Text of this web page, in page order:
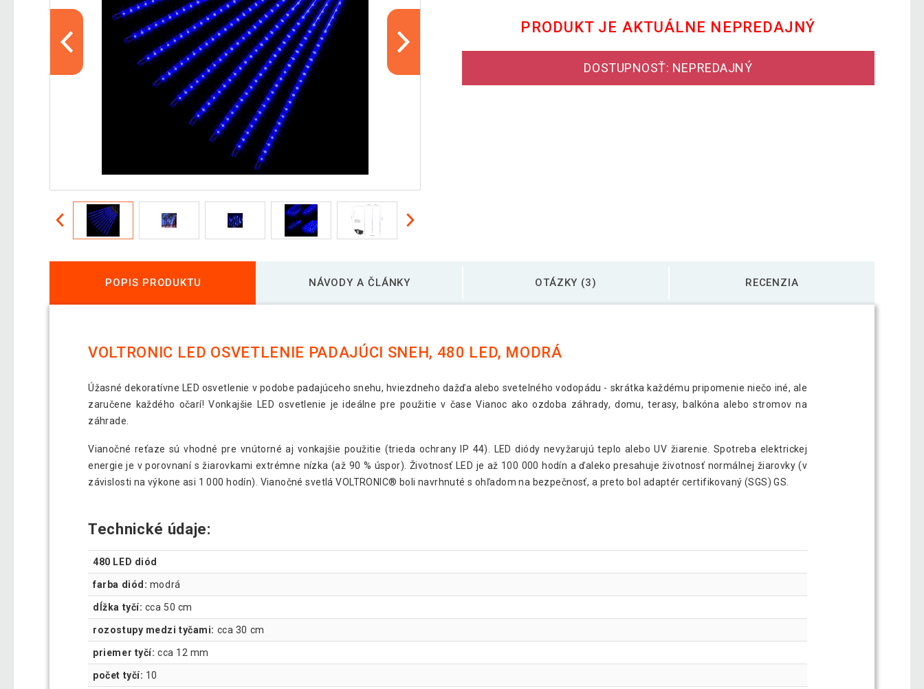
PRODUKT JE AKTUÁLNE NEPREDAJNÝ
DOSTUPNOSŤ: NEPREDAJNÝ
POPIS PRODUKTU NÁVODY A ČLÁNKY OTÁZKY (3) RECENZIA
VOLTRONIC LED OSVETLENIE PADAJÚCI SNEH, 480 LED, MODRÁ
Úžasné dekoratívne LED osvetlenie v podobe padajúceho snehu, hviezdneho dažďa alebo svetelného vodopádu - skrátka každému pripomenie niečo iné, ale
zaručene každého očarí! Vonkajšie LED osvetlenie je ideálne pre použitie v čase Vianoc ako ozdoba záhrady, domu, terasy, balkóna alebo stromov na
záhrade.
Vianočné reťaze sú vhodné pre vnútorné aj vonkajšie použitie (trieda ochrany IP 44). LED diódy nevyžarujú teplo alebo UV žiarenie. Spotreba elektrickej
energie je v porovnaní s žiarovkami extrémne nízka (až 90 % úspor). Životnosť LED je až 100 000 hodín a ďaleko presahuje životnosť normálnej žiarovky (v
závislosti na výkone asi 1 000 hodín). Vianočné svetlá VOLTRONIC® boli navrhnuté s ohľadom na bezpečnosť, a preto bol adaptér certifikovaný (SGS) GS.
Technické údaje:
480 LED diód
farba diód: modrá
dĺžka tyčí: cca 50 cm
rozostupy medzi tyčami: cca 30 cm
priemer tyčí: cca 12 mm
počet tyčí: 10